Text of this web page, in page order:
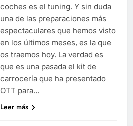
coches es el tuning. Y sin duda
una de las preparaciones más
espectaculares que hemos visto
en los últimos meses, es la que
os traemos hoy. La verdad es
que es una pasada el kit de
carrocería que ha presentado
OTT para…
Leer más